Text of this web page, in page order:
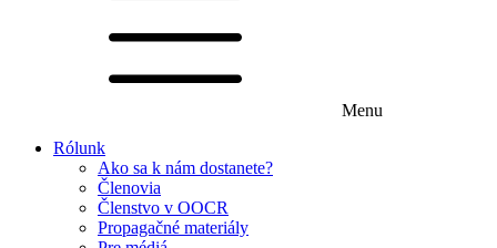
Menu
Rólunk
Ako sa k nám dostanete?
Členovia
Členstvo v OOCR
Propagačné materiály